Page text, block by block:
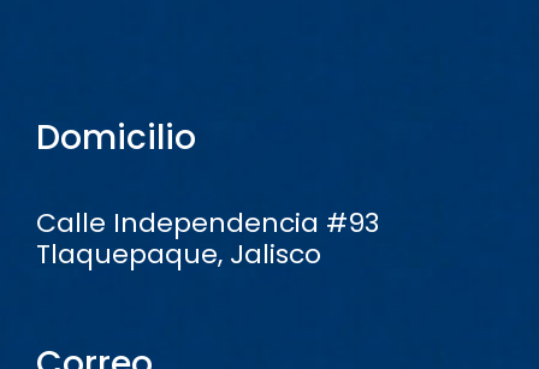
Domicilio
Calle Independencia #93
Tlaquepaque, Jalisco